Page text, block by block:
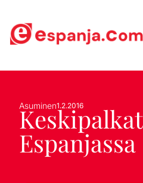
Asuminen1.2.2016
Keskipalkat
Espanjassa